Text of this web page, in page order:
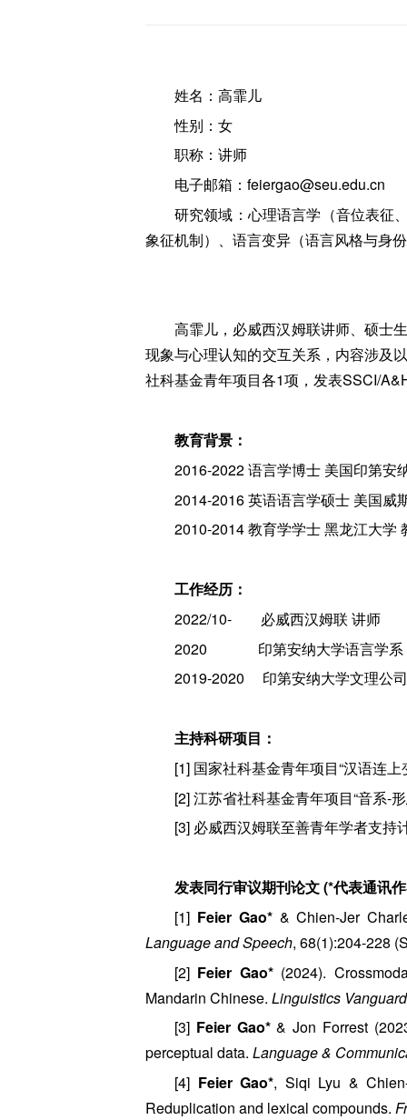
姓名：高霏儿
性别：女
职称：讲师
电子邮箱：feiergao@seu.edu.cn
研究领域：心理语言学（音位表征
象征机制）、语言变异（语言风格与身
高霏儿，必威西汉姆联讲师、硕士
现象与心理认知的交互关系，内容涉及
社科基金青年项目各1项，发表SSCI/
教育背景：
2016-2022 语言学博士 美国印第安
2014-2016 英语语言学硕士 美国威
2010-2014 教育学学士 黑龙江大学
工作经历：
2022/10- 必威西汉姆联 讲师
2020 印第安纳大学语言学系
2019-2020 印第安纳大学文理公
主持科研项目：
[1] 国家社科基金青年项目“汉语连
[2] 江苏省社科基金青年项目“音系-
[3] 必威西汉姆联至善青年学者支持
发表同行审议期刊论文 (*代表通讯
[1] Feier Gao*& Chien-Jer
Language and Speech, 68(1):204-228
[2] Feier Gao*(2024).
Mandarin Chinese. Linguistics Vanguard
[3] Feier Gao*& Jon Forrest
perceptual data. Language &
[4] Feier Gao*, Siqi Lyu &
Reduplication and lexical compounds.